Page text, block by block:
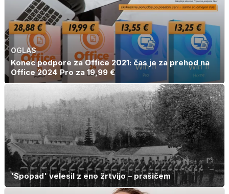
OGLAS
Konec podpore za Office 2021: čas je za prehod na
Office 2024 Pro za 19,99 €
'Spopad' velesil z eno žrtvijo – prašičem